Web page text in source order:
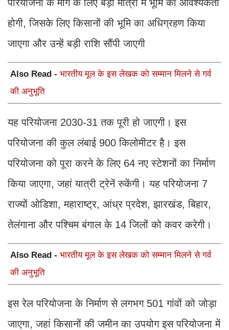
परियोजना के मार्ग के लिए बड़ी मात्रा में भूमि की आवश्यकता
होगी, जिसके लिए किसानों की भूमि का अधिग्रहण किया
जाएगा और उन्हें बड़ी राशि सौंपी जाएगी
Also Read - भारतीय मूल के इस लेखक को सम्मान मिलने से गर्व
की अनुभूति
यह परियोजना 2030-31 तक पूरी हो जाएगी। इस
परियोजना की कुल लंबाई 900 किलोमीटर है। इस
परियोजना को पूरा करने के लिए 64 नए स्टेशनों का निर्माण
किया जाएगा, जहां यात्री ट्रेनें रुकेंगी। यह परियोजना 7
राज्यों ओडिशा, महाराष्ट्र, आंध्र प्रदेश, झारखंड, बिहार,
तेलंगाना और पश्चिम बंगाल के 14 जिलों को कवर करेगी।
Also Read - भारतीय मूल के इस लेखक को सम्मान मिलने से गर्व
की अनुभूति
इस रेल परियोजना के निर्माण से लगभग 501 गांवों को जोड़ा
जाएगा, जहां किसानों की जमीन का उपयोग इस परियोजना में